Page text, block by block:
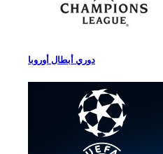
دوري أبطال أوروبا